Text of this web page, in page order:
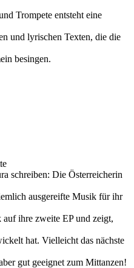
Trompete entsteht eine
und lyrischen Texten, die die
besingen.
schreiben: Die Österreicherin
ausgereifte Musik für ihr
auf ihre zweite EP und zeigt,
hat. Vielleicht das nächste
gut geeignet zum Mittanzen!